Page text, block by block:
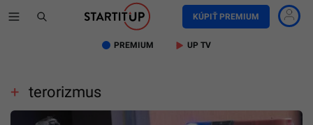
KÚPIŤ PREMIUM
PREMIUM UP TV
terorizmus